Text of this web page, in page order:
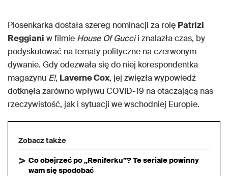
Piosenkarka dostała szereg nominacji za rolę Patrizi
Reggiani w filmie House Of Guccii znalazła czas, by
podyskutować na tematy polityczne na czerwonym
dywanie. Gdy odezwała się do niej korespondentka
magazynu E!, Laverne Cox, jej zwięzła wypowiedź
dotknęła zarówno wpływu COVID-19 na otaczającą nas
rzeczywistość, jak i sytuacji we wschodniej Europie.
Zobacz także
Co obejrzeć po „Reniferku”? Te seriale powinny
wam się spodobać